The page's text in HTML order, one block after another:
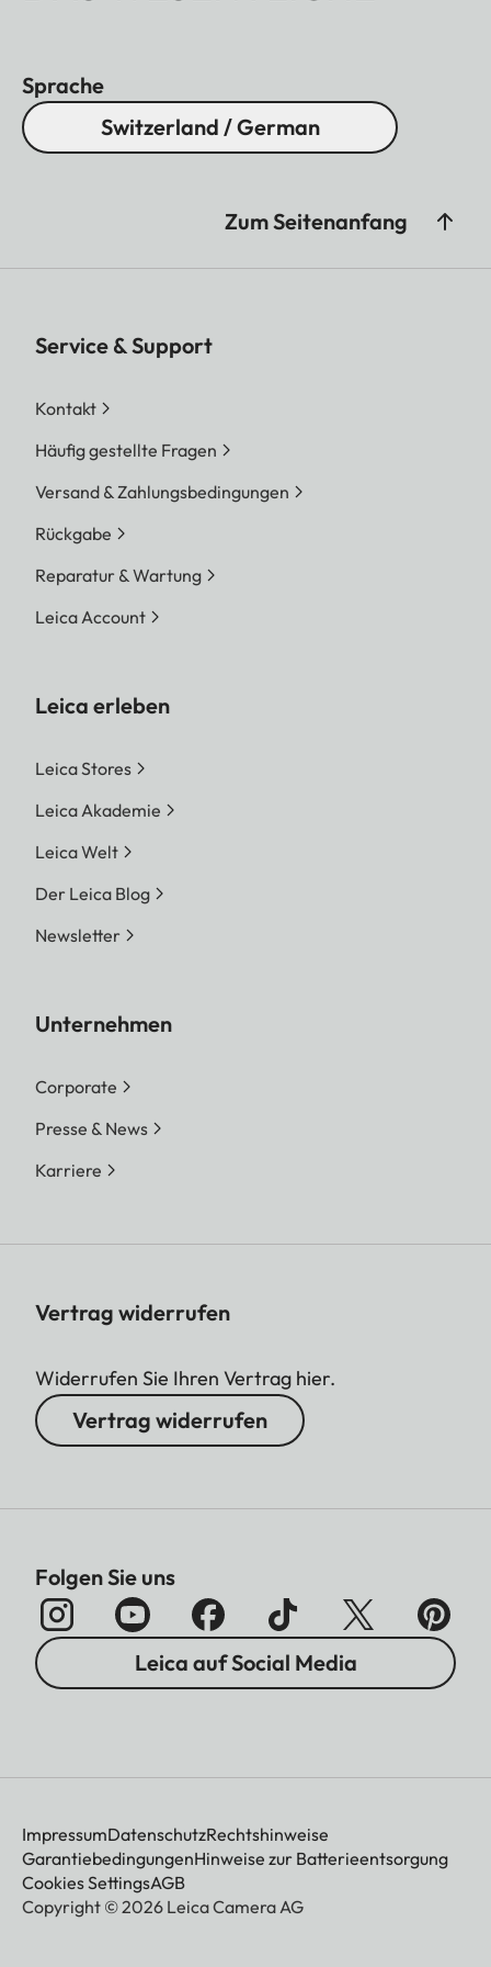
Award 2020.
Sprache
Switzerland / German
Zum Seitenanfang
Service & Support
Kontakt
Häufig gestellte Fragen
Versand & Zahlungsbedingungen
Rückgabe
Reparatur & Wartung
Leica Account
Leica erleben
Leica Stores
Leica Akademie
Leica Welt
Der Leica Blog
Newsletter
Unternehmen
Corporate
Presse & News
Karriere
Vertrag widerrufen
Widerrufen Sie Ihren Vertrag hier.
Vertrag widerrufen
Folgen Sie uns
Leica auf Social Media
ImpressumDatenschutzRechtshinweise
GarantiebedingungenHinweise zur Batterieentsorgung
Cookies SettingsAGB
Copyright © 2026 Leica Camera AG